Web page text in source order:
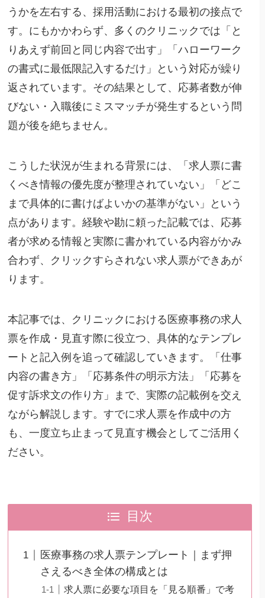
うかを左右する、採用活動における最初の接点で
す。にもかかわらず、多くのクリニックでは「と
りあえず前回と同じ内容で出す」「ハローワーク
の書式に最低限記入するだけ」という対応が繰り
返されています。その結果として、応募者数が伸
びない・入職後にミスマッチが発生するという問
題が後を絶ちません。
こうした状況が生まれる背景には、「求人票に書
くべき情報の優先度が整理されていない」「どこ
まで具体的に書けばよいかの基準がない」という
点があります。経験や勘に頼った記載では、応募
者が求める情報と実際に書かれている内容がかみ
合わず、クリックすらされない求人票ができあが
ります。
本記事では、クリニックにおける医療事務の求人
票を作成・見直す際に役立つ、具体的なテンプレ
ートと記入例を追って確認していきます。「仕事
内容の書き方」「応募条件の明示方法」「応募を
促す訴求文の作り方」まで、実際の記載例を交え
ながら解説します。すでに求人票を作成中の方
も、一度立ち止まって見直す機会としてご活用く
ださい。
目次
医療事務の求人票テンプレート｜まず押
さえるべき全体の構成とは
求人票に必要な項目を「見る順番」で考